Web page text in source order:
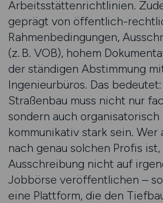
Arbeitsstättenrichtlinien.
geprägt von öffentlich-
Rahmenbedingungen,
(z. B. VOB), hohem
der ständigen Abstimmung
Ingenieurbüros. Das
Straßenbau muss nicht nur
sondern auch organisatorisch
kommunikativ stark sein. Wer
nach genau solchen Profis
Ausschreibung nicht auf
Jobbörse veröffentlichen –
eine Plattform, die den